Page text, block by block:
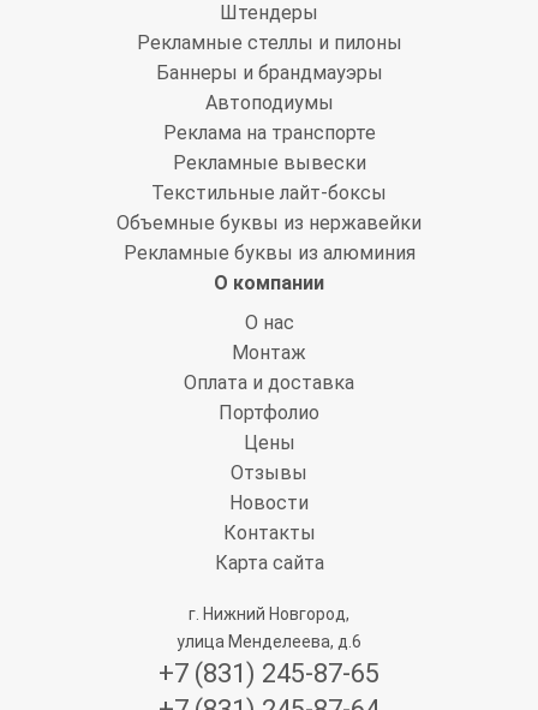
Штендеры
Рекламные стеллы и пилоны
Баннеры и брандмауэры
Автоподиумы
Реклама на транспорте
Рекламные вывески
Текстильные лайт-боксы
Объемные буквы из нержавейки
Рекламные буквы из алюминия
О компании
О нас
Монтаж
Оплата и доставка
Портфолио
Цены
Отзывы
Новости
Контакты
Карта сайта
г. Нижний Новгород,
улица Менделеева, д.6
+7 (831) 245-87-65